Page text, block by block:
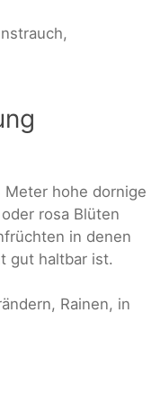
Meter hohe dornige
rosa Blüten
in denen
gut haltbar ist.
Rainen, in